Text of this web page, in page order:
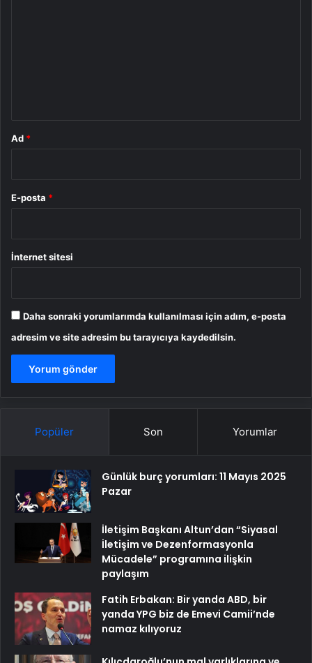
Ad *
E-posta *
İnternet sitesi
Daha sonraki yorumlarımda kullanılması için adım, e-posta
adresim ve site adresim bu tarayıcıya kaydedilsin.
Popüler Son Yorumlar
Günlük burç yorumları: 11 Mayıs 2025
Pazar
İletişim Başkanı Altun’dan “Siyasal
İletişim ve Dezenformasyonla
Mücadele” programına ilişkin
paylaşım
Fatih Erbakan: Bir yanda ABD, bir
yanda YPG biz de Emevi Camii’nde
namaz kılıyoruz